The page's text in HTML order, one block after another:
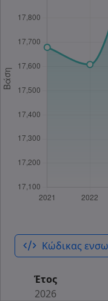
code_xml Κώδικας
Έτος
2026